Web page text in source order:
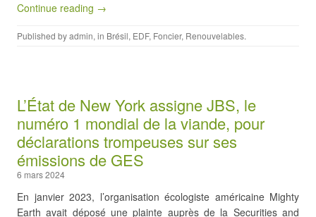
Continue reading →
Published byadmin, in Brésil, EDF, Foncier, Renouvelables.
L’État de New York assigne JBS, le
numéro 1 mondial de la viande, pour
déclarations trompeuses sur ses
émissions de GES
6 mars 2024
En janvier 2023, l’organisation écologiste américaine Mighty
Earth avait déposé une plainte auprès de la Securities and